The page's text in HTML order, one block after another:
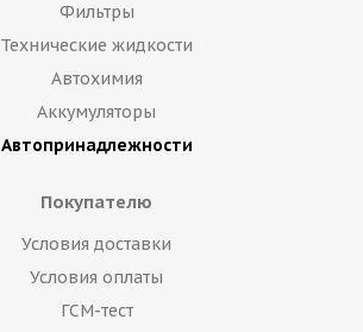
Фильтры
Технические жидкости
Автохимия
Аккумуляторы
Автопринадлежности
Покупателю
Условия доставки
Условия оплаты
ГСМ-тест